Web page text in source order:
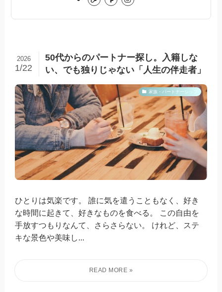
50代からのパートナー探し。入籍しな
い、でも独りじゃない「人生の伴走者」
2026
1/22
家族・パートナーシップ
ひとりは気楽です。 誰に気を遣うこともなく、好き
な時間に起きて、好きなものを食べる。 この自由を
手放すつもりなんて、さらさらない。 けれど、ステ
キな景色や美味し...